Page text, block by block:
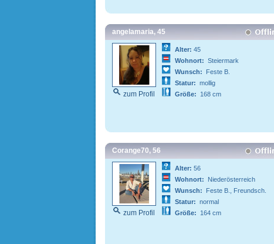
angelamaria, 45
zum Profil
Alter: 45
Wohnort: Steiermark
Wunsch:
Feste B.
Statur: mollig
Größe:
168 cm
Corange70, 56
zum Profil
Alter: 56
Wohnort:
Niederösterreich
Wunsch:
Feste B., Freundsch.
Statur: normal
Größe:
164 cm